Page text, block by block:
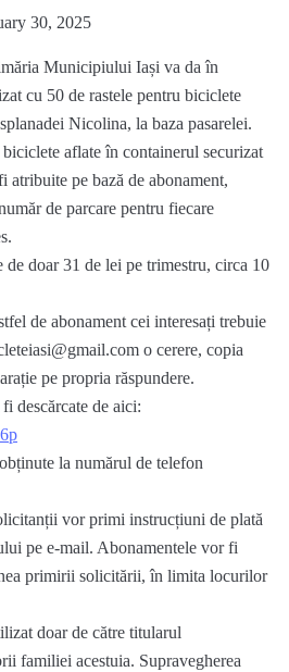
30, 2025
Municipiului Iași va da în
cu 50 de rastele pentru biciclete
Nicolina, la baza pasarelei.
aflate în containerul securizat
atribuite pe bază de abonament,
de parcare pentru fiecare
de doar 31 de lei pe trimestru, circa 10
de abonament cei interesați trebuie
o cerere, copia
pe propria răspundere.
descărcate de aici:
la numărul de telefon
vor primi instrucțiuni de plată
pe e-mail. Abonamentele vor fi
primirii solicitării, în limita locurilor
doar de către titularul
familiei acestuia. Supravegherea